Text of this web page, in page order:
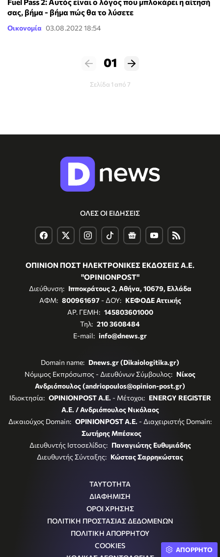
σας, βήμα - βήμα πώς θα το λύσετε
Οικονομία 03.08.2022 18:54
01
Σελίδα 1 από 7
ΟΛΕΣ ΟΙ ΕΙΔΗΣΕΙΣ
ΟΠΙΝΙΟΝ ΠΟΣΤ ΗΛΕΚΤΡΟΝΙΚΕΣ ΕΚΔΟΣΕΙΣ Α.Ε.
"OPINIONPOST"
Διεύθυνση: Ιπποκράτους 2, Αθήνα, 10679, Ελλάδα
ΑΦΜ: 800961697- ΔΟΥ: ΚΕΦΟΔΕ Αττικής
ΑΡ. ΓΕΜΗ: 145803601000
Τηλ: 210 3608484
E-mail: info@dnews.gr
Domain name: Dnews.gr (Dikaiologitika.gr)
Νόμιμος Εκπρόσωπος - Διευθύνων Σύμβουλος: Νίκος
Ανδριόπουλος (andriopoulos@opinion-post.gr)
Ιδιοκτησία: OPINIONPOST A.E. - Μέτοχοι: ENERGY REGISTER
Α.Ε. / Ανδριόπουλος Νικόλαος
Δικαιούχος Domain: OPINIONPOST A.E. - Διαχειριστής Domain:
Σωτήρης Μπέσκος
Διευθυντής Ιστοσελίδας: Παναγιώτης Ευθυμιάδης
Διευθυντής Σύνταξης: Κώστας Σαρρηκώστας
ΤΑΥΤΟΤΗΤΑ
ΔΙΑΦΗΜΙΣΗ
ΟΡΟΙ ΧΡΗΣΗΣ
ΠΟΛΙΤΙΚΗ ΠΡΟΣΤΑΣΙΑΣ ΔΕΔΟΜΕΝΩΝ
ΠΟΛΙΤΙΚΗ ΑΠΟΡΡΗΤΟΥ
COOKIES
ΑΠΟΡΡΗΤΟ